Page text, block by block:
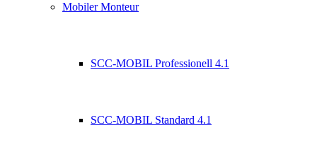
Mobiler Monteur
SCC-MOBIL Professionell 4.1
SCC-MOBIL Standard 4.1